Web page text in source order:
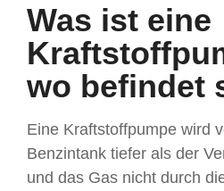
Was ist eine
wo befindet
Eine Kraftstoffpumpe wird
Benzintank tiefer als der
und das Gas nicht durch